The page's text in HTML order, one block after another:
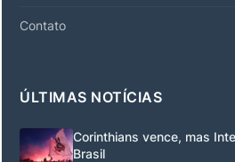
Contato
ÚLTIMAS NOTÍCIAS
Corinthians vence, mas
Brasil